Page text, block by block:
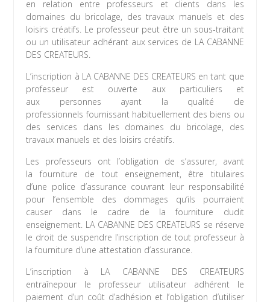
en relation entre professeurs et clients dans les
domaines du bricolage, des travaux manuels et des
loisirs créatifs. Le professeur peut être un sous-traitant
ou un utilisateur adhérant aux services de LA CABANNE
DES CREATEURS.
L’inscription à LA CABANNE DES CREATEURS en tant que
professeur est ouverte aux particuliers et
aux personnes ayant la qualité de
professionnels fournissant habituellement des biens ou
des services dans les domaines du bricolage, des
travaux manuels et des loisirs créatifs.
Les professeurs ont l’obligation de s’assurer, avant
la fourniture de tout enseignement, être titulaires
d’une police d’assurance couvrant leur responsabilité
pour l’ensemble des dommages qu’ils pourraient
causer dans le cadre de la fourniture dudit
enseignement. LA CABANNE DES CREATEURS se réserve
le droit de suspendre l’inscription de tout professeur à
la fourniture d’une attestation d’assurance.
L’inscription à LA CABANNE DES CREATEURS
entraînepour le professeur utilisateur adhérent le
paiement d’un coût d’adhésion et l’obligation d’utiliser